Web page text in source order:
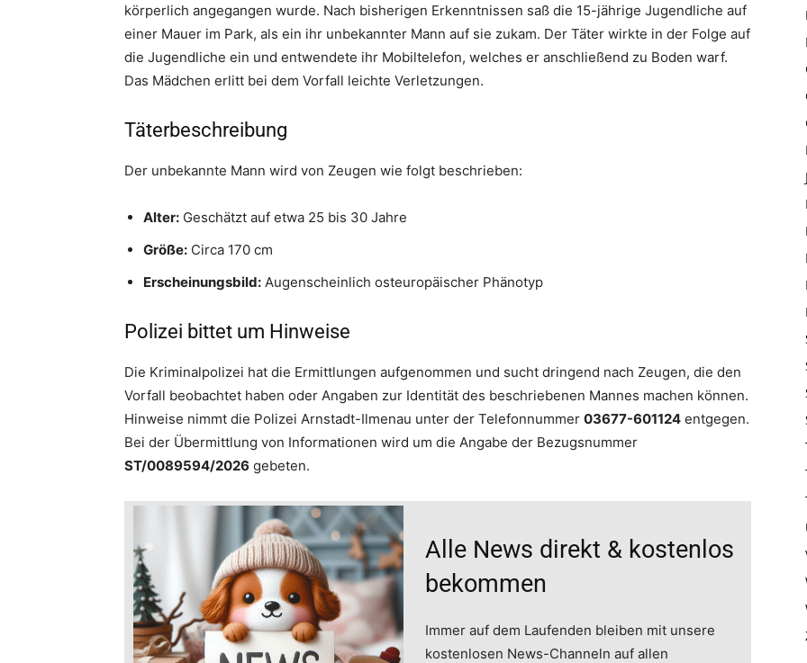
körperlich angegangen wurde. Nach bisherigen Erkenntnissen saß die 15-jährige Jugendliche auf
einer Mauer im Park, als ein ihr unbekannter Mann auf sie zukam. Der Täter wirkte in der Folge auf
die Jugendliche ein und entwendete ihr Mobiltelefon, welches er anschließend zu Boden warf.
Das Mädchen erlitt bei dem Vorfall leichte Verletzungen.
Täterbeschreibung
Der unbekannte Mann wird von Zeugen wie folgt beschrieben:
Alter: Geschätzt auf etwa 25 bis 30 Jahre
Größe: Circa 170 cm
Erscheinungsbild: Augenscheinlich osteuropäischer Phänotyp
Polizei bittet um Hinweise
Die Kriminalpolizei hat die Ermittlungen aufgenommen und sucht dringend nach Zeugen, die den
Vorfall beobachtet haben oder Angaben zur Identität des beschriebenen Mannes machen können.
Hinweise nimmt die Polizei Arnstadt-Ilmenau unter der Telefonnummer 03677-601124 entgegen.
Bei der Übermittlung von Informationen wird um die Angabe der Bezugsnummer
ST/0089594/2026 gebeten.
Alle News direkt & kostenlos
bekommen
Immer auf dem Laufenden bleiben mit unsere
kostenlosen News-Channeln auf allen